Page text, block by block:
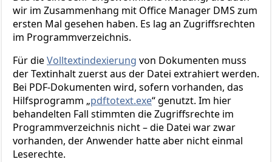
wir im Zusammenhang mit Office Manager DMS zum
ersten Mal gesehen haben. Es lag an Zugriffsrechten
im Programmverzeichnis.
Für dieVolltextindexierung von Dokumenten muss
der Textinhalt zuerst aus der Datei extrahiert werden.
Bei PDF-Dokumenten wird, sofern vorhanden, das
Hilfsprogramm „pdftotext.exe“ genutzt. Im hier
behandelten Fall stimmten die Zugriffsrechte im
Programmverzeichnis nicht – die Datei war zwar
vorhanden, der Anwender hatte aber nicht einmal
Leserechte.